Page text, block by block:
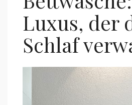
Luxus, der
Schlaf